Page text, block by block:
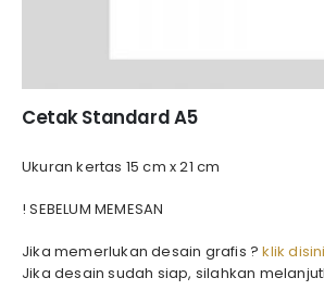
Cetak Standard A5
Ukuran kertas 15 cm x 21 cm
! SEBELUM MEMESAN
Jika memerlukan desain grafis ?klik disini
Jika desain sudah siap, silahkan